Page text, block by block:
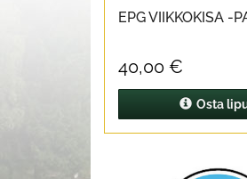
EPG VIIKKOKISA -
40,00 €
Osta